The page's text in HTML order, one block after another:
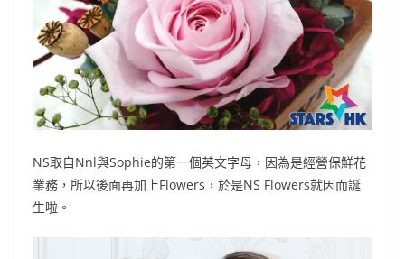
NS取自Nnl與Sophie的第一個英文字母，因為是經營保鮮花
業務，所以後面再加上Flowers，於是NS Flowers就因而誕
生啦。